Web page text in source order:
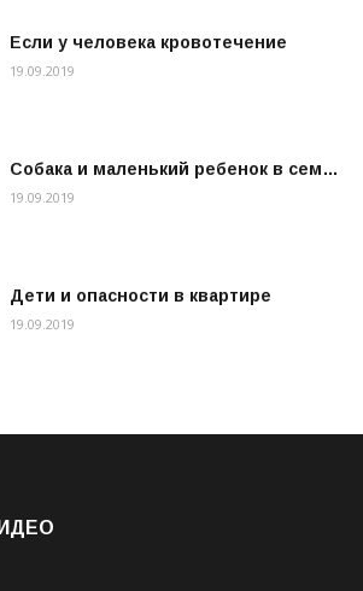
Если у человека кровотечение
19.09.2019
Собака и маленький ребенок в сем…
19.09.2019
Дети и опасности в квартире
19.09.2019